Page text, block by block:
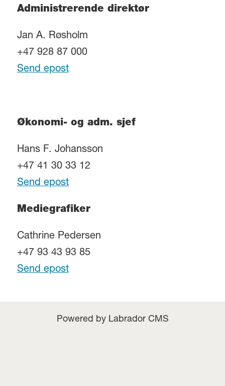
Administrerende direktør
Jan A. Røsholm
+47 928 87 000
Send epost
Økonomi- og adm. sjef
Hans F. Johansson
+47 41 30 33 12
Send epost
Mediegrafiker
Cathrine Pedersen
+47 93 43 93 85
Send epost
Powered by Labrador CMS